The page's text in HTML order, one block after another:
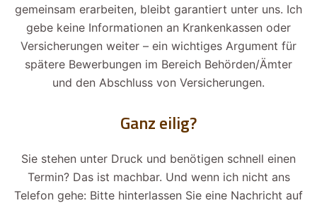
gemeinsam erarbeiten, bleibt garantiert unter uns. Ich
gebe keine Informationen an Krankenkassen oder
Versicherungen weiter – ein wichtiges Argument für
spätere Bewerbungen im Bereich Behörden/Ämter
und den Abschluss von Versicherungen.
Ganz eilig?
Sie stehen unter Druck und benötigen schnell einen
Termin? Das ist machbar. Und wenn ich nicht ans
Telefon gehe: Bitte hinterlassen Sie eine Nachricht auf